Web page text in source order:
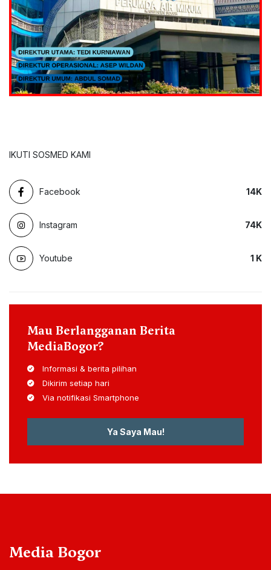
IKUTI SOSMED KAMI
Facebook 14K
Instagram 74K
Youtube 1 K
Mau Berlangganan Berita
MediaBogor?
Informasi & berita pilihan
Dikirim setiap hari
Via notifikasi Smartphone
Ya Saya Mau!
Media Bogor